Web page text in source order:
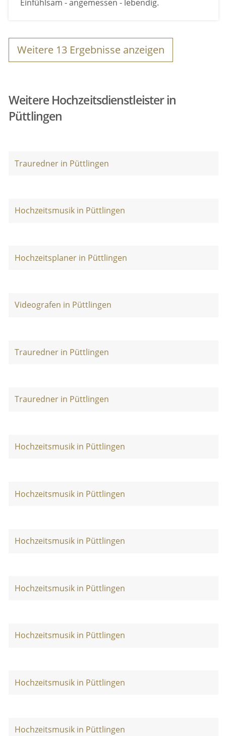
Einfühlsam - angemessen - lebendig.
Weitere 13 Ergebnisse anzeigen
Weitere Hochzeitsdienstleister in
Püttlingen
Trauredner in Püttlingen
Hochzeitsmusik in Püttlingen
Hochzeitsplaner in Püttlingen
Videografen in Püttlingen
Trauredner in Püttlingen
Trauredner in Püttlingen
Hochzeitsmusik in Püttlingen
Hochzeitsmusik in Püttlingen
Hochzeitsmusik in Püttlingen
Hochzeitsmusik in Püttlingen
Hochzeitsmusik in Püttlingen
Hochzeitsmusik in Püttlingen
Hochzeitsmusik in Püttlingen